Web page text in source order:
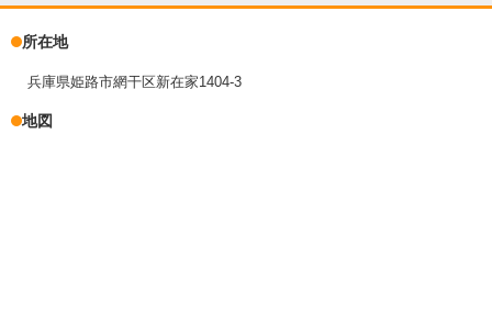
所在地
兵庫県姫路市網干区新在家1404-3
地図